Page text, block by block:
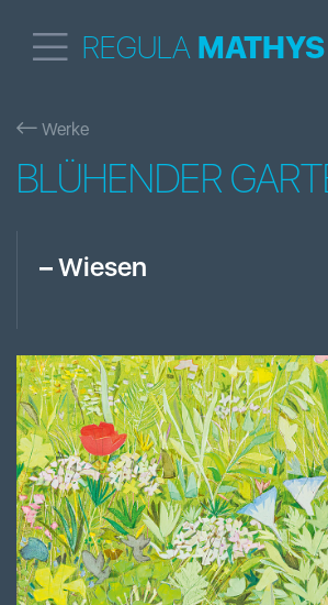
REGULA MATHYS
Werke
BLÜHENDER
–Wiesen